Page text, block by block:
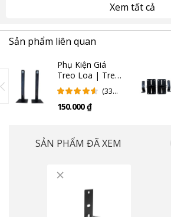
Giá treo được làm bằng thép chất lượng cao
nhanh chóng, gọn gàng và chắc chắn. Với giá
bạn sẽ cực dễ dàng cho việc lắp đặt loa của
và an toàn tuyệt đối.
Xem tất cả
Sản phẩm liên quan
Phụ Kiện Giá
Treo Loa | Treo
tường
(33
150.000 ₫
SẢN PHẨM ĐÃ XEM
×